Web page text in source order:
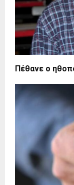
Πέθανε ο